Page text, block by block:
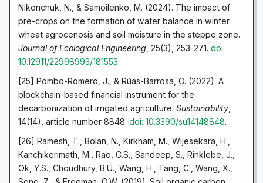
Nikonchuk, N., & Samoilenko, M. (2024). The impact of
pre-crops on the formation of water balance in winter
wheat agrocenosis and soil moisture in the steppe zone.
Journal of Ecological Engineering , 25(3), 253-271.doi:
10.12911/22998993/181553.
[25] Pombo-Romero, J., & Rúas-Barrosa, O. (2022). A
blockchain-based financial instrument for the
decarbonization of irrigated agriculture.Sustainability
14(14), article number 8848.doi: 10.3390/su14148848.
[26] Ramesh, T., Bolan, N., Kirkham, M., Wijesekara, H.,
Kanchikerimath, M., Rao, C.S., Sandeep, S., Rinklebe, J.,
Ok, Y.S., Choudhury, B.U., Wang, H., Tang, C., Wang, X.,